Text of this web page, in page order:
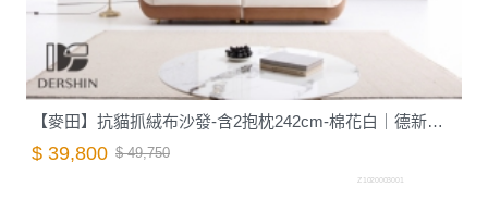
【麥田】抗貓抓絨布沙發-含2抱枕242cm-棉花白｜德新家具
$ 39,800 $ 49,750
Z1020003001